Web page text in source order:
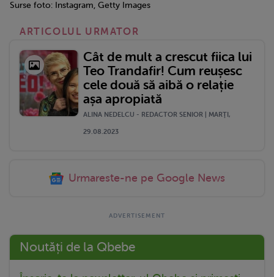
Surse foto: Instagram, Getty Images
ARTICOLUL URMATOR
Cât de mult a crescut fiica lui
Teo Trandafir! Cum reușesc
cele două să aibă o relație
așa apropiată
ALINA NEDELCU - REDACTOR SENIOR | MARŢI,
29.08.2023
Urmareste-ne pe Google News
Noutăți de la Qbebe